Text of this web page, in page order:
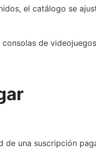
el catálogo se
de
de una suscripción